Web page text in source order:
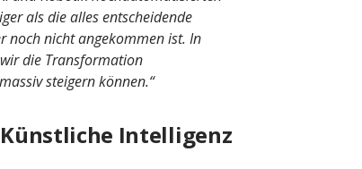
als die alles entscheidende
noch nicht angekommen ist. In
die Transformation
steigern können.“
Intelligenz